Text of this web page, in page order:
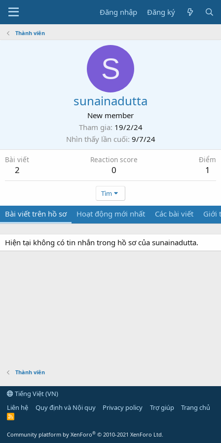
Đăng nhập Đăng ký
Thành viên
S
sunainadutta
New member
Tham gia 19/2/24
Nhìn thấy lần cuối 9/7/24
Bài viết
2
Reaction score
0
Điểm
1
Tìm
Bài viết trên hồ sơ Hoạt động mới nhất Các bài viết Giới
Hiện tại không có tin nhắn trong hồ sơ của sunainadutta.
Thành viên
Tiếng Việt (VN)
Liên hệ
Quy định và Nội quy Privacy policy Trợ giúp Trang chủ
R
Community platform by XenForo® © 2010-2021 XenForo Ltd.